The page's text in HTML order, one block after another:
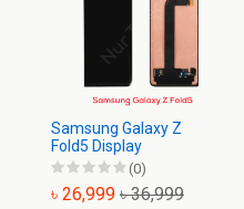
Samsung Galaxy Z
Fold5 Display
(0)
৳ 26,999 ৳ 36,999